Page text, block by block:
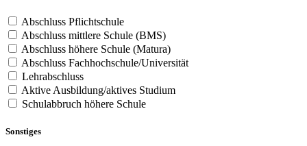
Abschluss Pflichtschule
Abschluss mittlere Schule (BMS)
Abschluss höhere Schule (Matura)
Abschluss Fachhochschule/Universität
Lehrabschluss
Aktive Ausbildung/aktives Studium
Schulabbruch höhere Schule
Sonstiges